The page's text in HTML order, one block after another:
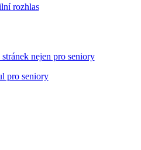
rozhlas
nejen pro seniory